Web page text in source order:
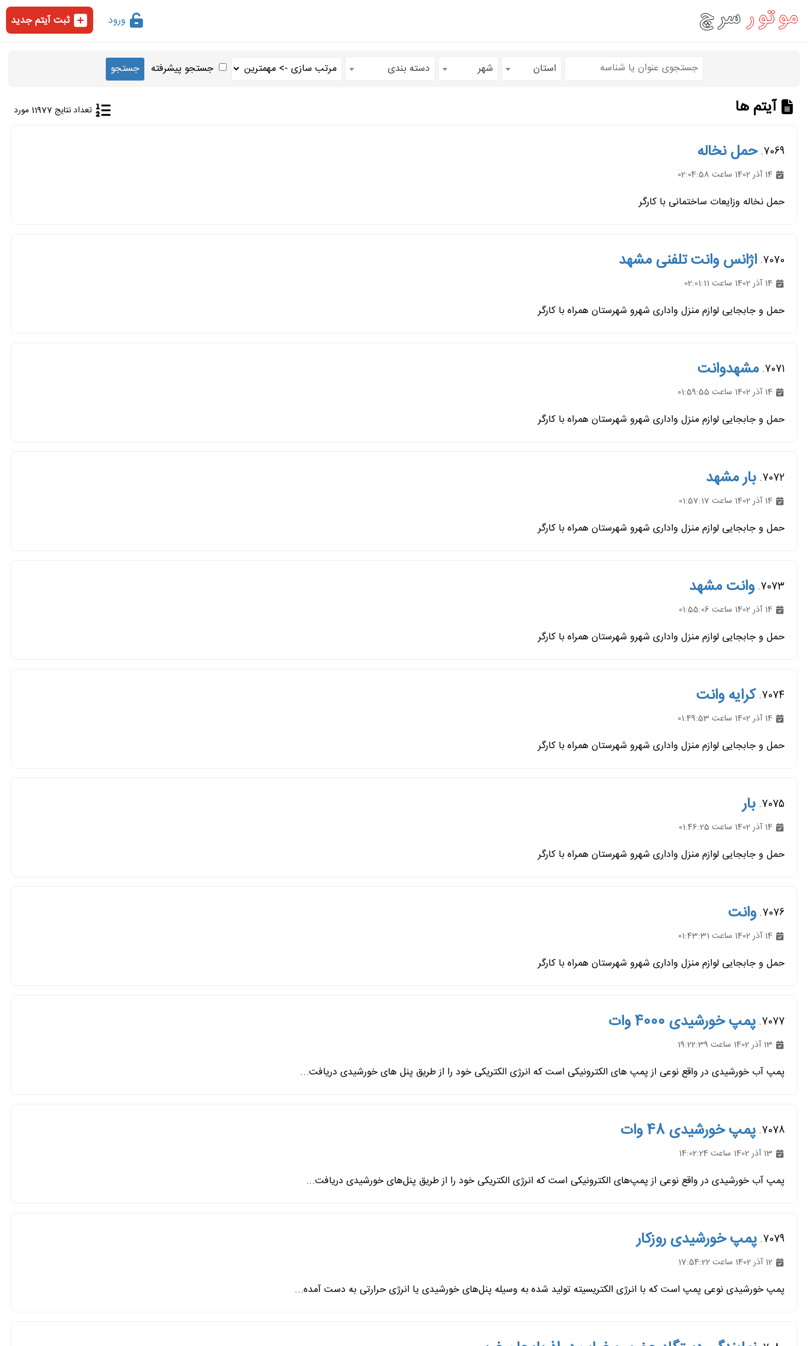
ورود ثبت آیتم جدید
استان شهر دسته بندی جستجو پیشرفته
آیتم ها تعداد نتایج 11977 مورد
7069. حمل نخاله
حمل نخاله وزایعات ساختمانی با کارگر
7070. اژانس وانت تلفنی مشهد
حمل و جابجایی لوازم منزل واداری شهرو شهرستان همراه با کارگر
7071. مشهدوانت
حمل و جابجایی لوازم منزل واداری شهرو شهرستان همراه با کارگر
7072. بار مشهد
حمل و جابجایی لوازم منزل واداری شهرو شهرستان همراه با کارگر
7073. وانت مشهد
حمل و جابجایی لوازم منزل واداری شهرو شهرستان همراه با کارگر
7074. کرایه وانت
حمل و جابجایی لوازم منزل واداری شهرو شهرستان همراه با کارگر
7075. بار
حمل و جابجایی لوازم منزل واداری شهرو شهرستان همراه با کارگر
7076. وانت
حمل و جابجایی لوازم منزل واداری شهرو شهرستان همراه با کارگر
7077. پمپ خورشیدی 4000 وات
پمپ آب خورشیدی در واقع نوعی از پمپ‌ های الکترونیکی است که انرژی الکتریکی خود را از طریق پنل ‌های خورشیدی دریافت...
7078. پمپ خورشیدی 48 وات
پمپ آب خورشیدی در واقع نوعی از پمپ‌های الکترونیکی است که انرژی الکتریکی خود را از طریق پنل‌های خورشیدی دریافت...
7079. پمپ خورشیدی روزکار
پمپ خورشیدی نوعی پمپ است که با انرژی الکتریسیته تولید شده به وسیله پنل‌های خورشیدی یا انرژی حرارتی به دست آمده...